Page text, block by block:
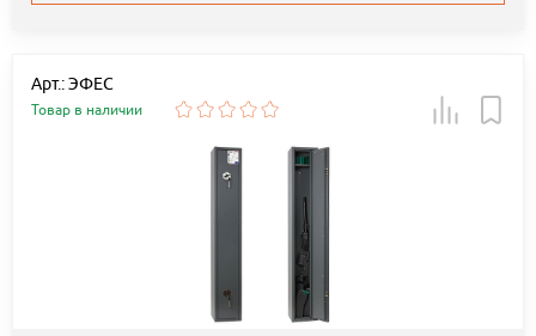
Арт.: ЭФЕС
Товар в наличии